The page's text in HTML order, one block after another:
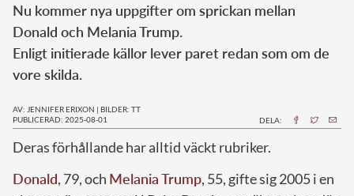
Nu kommer nya uppgifter om sprickan mellan
Donald och Melania Trump.
Enligt initierade källor lever paret redan som om de
vore skilda.
AV: JENNIFER ERIXON | BILDER: TT
PUBLICERAD: 2025-08-01
DELA:
Deras förhållande har alltid väckt rubriker.
Donald, 79, och Melania Trump, 55, gifte sig 2005 i en